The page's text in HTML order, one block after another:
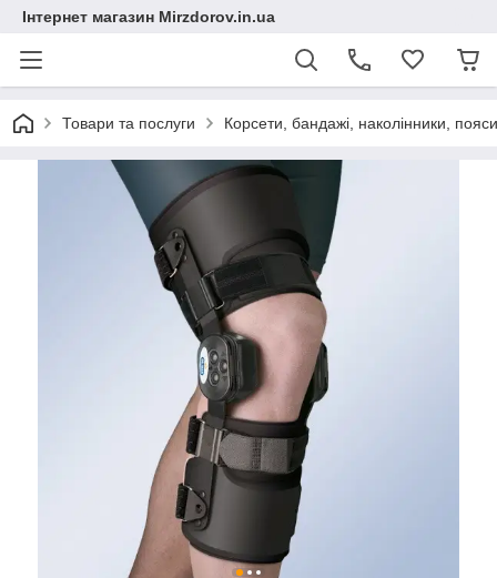
Інтернет магазин Mirzdorov.in.ua
Товари та послуги Корсети, бандажі, наколінники,